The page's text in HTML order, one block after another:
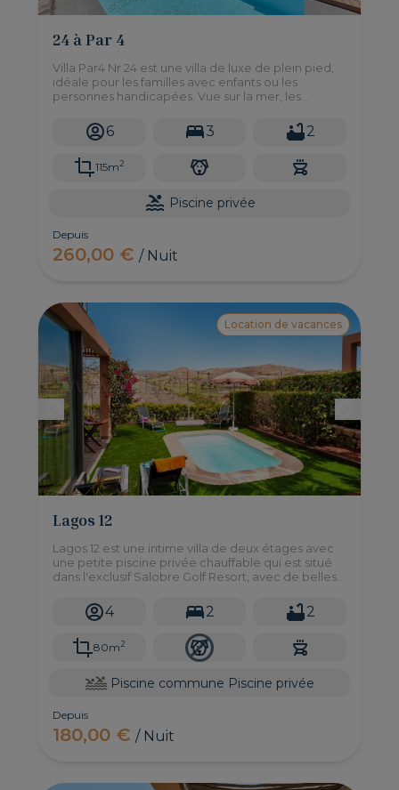
24 à Par 4
Villa Par4 Nr 24 est une villa de luxe de plein pied,
idéale pour les familles avec enfants ou les
personnes handicapées. Vue sur la mer, les
grand jardín
6 3 2
115m2
Piscine privée
Depuis
260,00 €/ Nuit
Location de vacances
Lagos 12
Lagos 12 est une intime villa de deux étages avec
une petite piscine privée chauffable qui est situé
dans l'exclusif Salobre Golf Resort, avec de belles
plages.
4 2 2
80m2
Piscine commune Piscine privée
Depuis
180,00 €/ Nuit